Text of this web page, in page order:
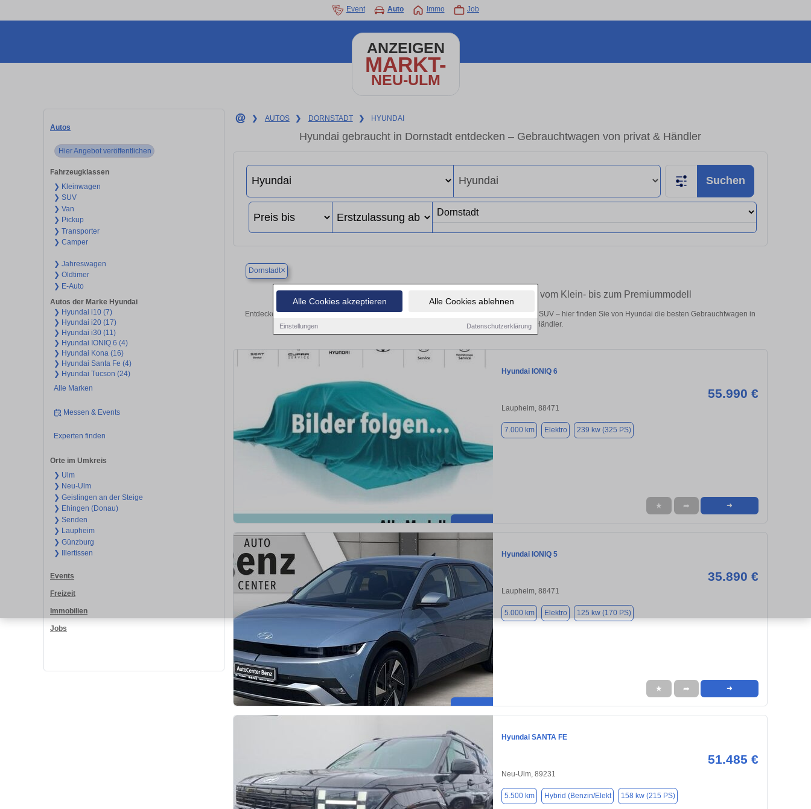
Alle Cookies akzeptieren Alle Cookies ablehnen
Einstellungen Datenschutzerklärung
Event Auto Immo Job
ANZEIGEN
MARKT-
NEU-ULM
Autos
Hier Angebot veröffentlichen
Fahrzeugklassen
❯ Kleinwagen
❯ SUV
❯ Van
❯ Pickup
❯ Transporter
❯ Camper
❯ Jahreswagen
❯ Oldtimer
❯ E-Auto
Autos der Marke Hyundai
❯ Hyundai i10 (7)
❯ Hyundai i20 (17)
❯ Hyundai i30 (11)
❯ Hyundai IONIQ 6 (4)
❯ Hyundai Kona (16)
❯ Hyundai Santa Fe (4)
❯ Hyundai Tucson (24)
Alle Marken
Messen & Events
Experten finden
Orte im Umkreis
❯ Ulm
❯ Neu-Ulm
❯ Geislingen an der Steige
❯ Ehingen (Donau)
❯ Senden
❯ Laupheim
❯ Günzburg
❯ Illertissen
Events
Freizeit
Immobilien
Jobs
❯ AUTOS ❯ DORNSTADT ❯ HYUNDAI
Hyundai gebraucht in Dornstadt entdecken – Gebrauchtwagen von privat & Händler
Suchen
Dornstadt×
Finden Sie in Dornstadt Ihren gebrauchten Hyundai – vom Klein- bis zum Premiummodell
Entdecken Sie in Dornstadt gebrauchte Hyundai Fahrzeuge. Von Kleinwagen bis hin zum SUV – hier finden Sie von Hyundai die besten Gebrauchtwagen in
Dornstadt von privat und vom Händler.
Hyundai IONIQ 6
55.990 €
Laupheim, 88471
7.000 km Elektro 239 kw (325 PS)
★ ➦ ➜
Hyundai IONIQ 5
35.890 €
Laupheim, 88471
5.000 km Elektro 125 kw (170 PS)
★ ➦ ➜
Hyundai SANTA FE
51.485 €
Neu-Ulm, 89231
5.500 km Hybrid (Benzin/Elekt 158 kw (215 PS)